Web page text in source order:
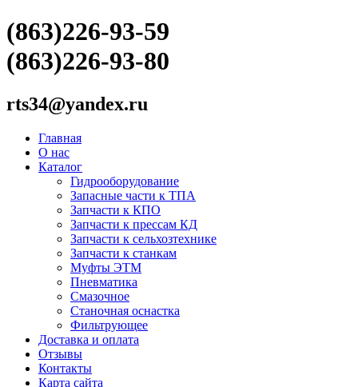
(863)226-93-59
(863)226-93-80
rts34@yandex.ru
Главная
О нас
Каталог
Гидрооборудование
Запасные части к ТПА
Запчасти к КПО
Запчасти к прессам КД
Запчасти к сельхозтехнике
Запчасти к станкам
Муфты ЭТМ
Пневматика
Смазочное
Станочная оснастка
Фильтрующее
Доставка и оплата
Отзывы
Контакты
Карта сайта